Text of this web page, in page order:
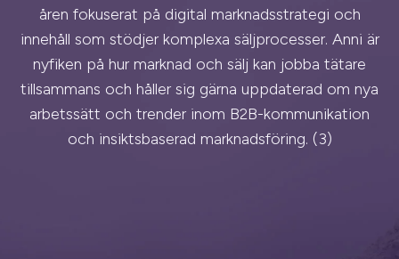
åren fokuserat på digital marknadsstrategi och
innehåll som stödjer komplexa säljprocesser. Anni är
nyfiken på hur marknad och sälj kan jobba tätare
tillsammans och håller sig gärna uppdaterad om nya
arbetssätt och trender inom B2B-kommunikation
och insiktsbaserad marknadsföring. (3)